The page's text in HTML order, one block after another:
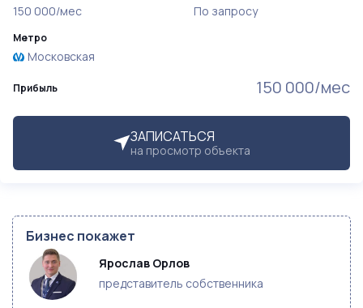
Прибыль 150 000/мес
ЗАПИСАТЬСЯ
на просмотр объекта
150 000/мес По запросу
Метро
Московская
Бизнес покажет
Ярослав Орлов
представитель собственника